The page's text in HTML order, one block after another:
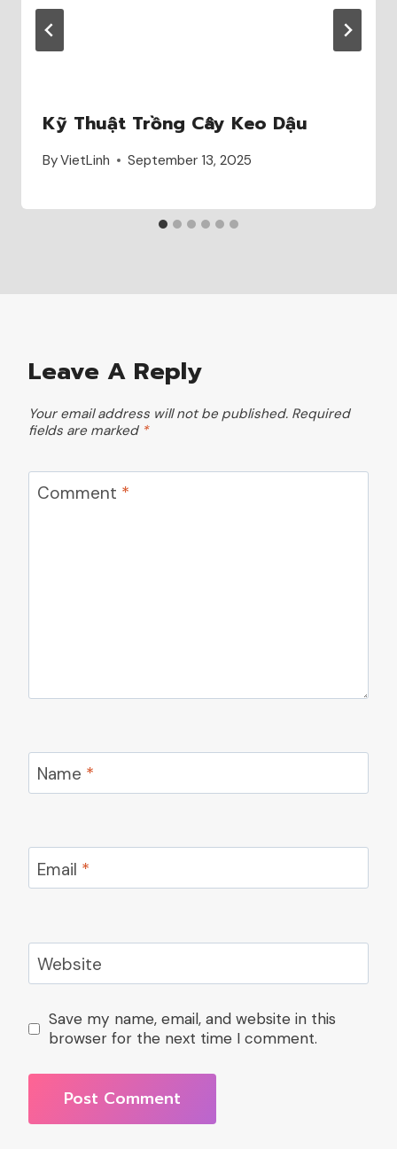
Kỹ Thuật Trồng Cây Keo Dậu
ByVietLinh September 13, 2025
Leave A Reply
Your email address will not be published. Required
fields are marked *
Comment *
Name *
Email *
Website
Save my name, email, and website in this
browser for the next time I comment.